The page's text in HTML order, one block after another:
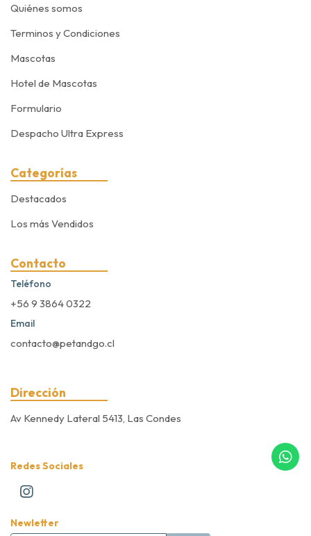
Quiénes somos
Terminos y Condiciones
Mascotas
Hotel de Mascotas
Formulario
Despacho Ultra Express
Categorías
Destacados
Los más Vendidos
Contacto
Teléfono
+56 9 3864 0322
Email
contacto@petandgo.cl
Dirección
Av Kennedy Lateral 5413, Las Condes
Redes Sociales
Newletter